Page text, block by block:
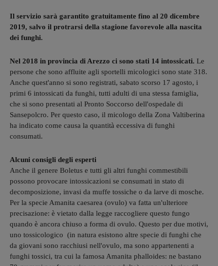
Il servizio sarà garantito gratuitamente fino al 20 dicembre
2019, salvo il protrarsi della stagione favorevole alla nascita
dei funghi.
Nel 2018 in provincia di Arezzo ci sono stati 14 intossicati. Le
persone che sono affluite agli sportelli micologici sono state 318.
Anche quest'anno si sono registrati, sabato scorso 17 agosto, i
primi 6 intossicati da funghi, tutti adulti di una stessa famiglia,
che si sono presentati al Pronto Soccorso dell'ospedale di
Sansepolcro. Per questo caso, il micologo della Zona Valtiberina
ha indicato come causa la quantità eccessiva di funghi
consumati.
Alcuni consigli degli esperti
Anche il genere Boletus e tutti gli altri funghi commestibili
possono provocare intossicazioni se consumati in stato di
decomposizione, invasi da muffe tossiche o da larve di mosche.
Per la specie Amanita caesarea (ovulo) va fatta un'ulteriore
precisazione: è vietato dalla legge raccogliere questo fungo
quando è ancora chiuso a forma di ovulo. Questo per due motivi,
uno tossicologico (in natura esistono altre specie di funghi che
da giovani sono racchiusi nell'ovulo, ma sono appartenenti a
funghi tossici, tra cui la famosa Amanita phalloides: ne bastano